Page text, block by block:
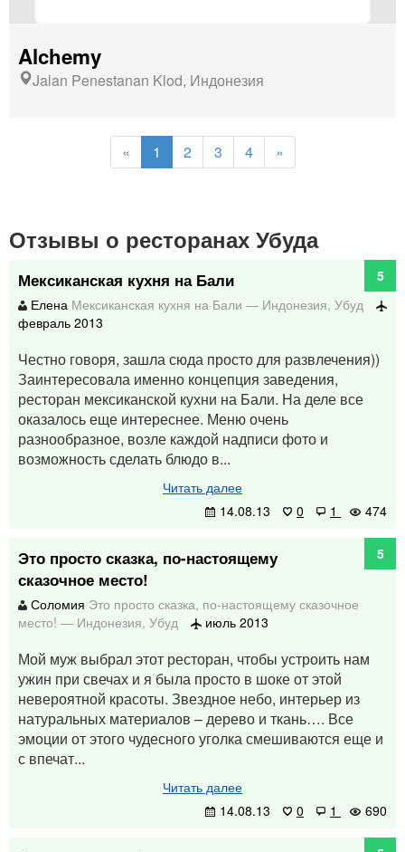
Alchemy
Jalan Penestanan Klod, Индонезия
« 1 (current)
2 3 4 »
Отзывы о ресторанах Убуда
Мексиканская кухня на Бали
5
Елена Мексиканская кухня на Бали — Индонезия, Убуд
февраль 2013
Честно говоря, зашла сюда просто для развлечения))
Заинтересовала именно концепция заведения,
ресторан мексиканской кухни на Бали. На деле все
оказалось еще интереснее. Меню очень
разнообразное, возле каждой надписи фото и
возможность сделать блюдо в...
Читать далее
14.08.13
0 1 474
Это просто сказка, по-настоящему
сказочное место!
5
Соломия Это просто сказка, по-настоящему сказочное
место! — Индонезия, Убуд июль 2013
Мой муж выбрал этот ресторан, чтобы устроить нам
ужин при свечах и я была просто в шоке от этой
невероятной красоты. Звездное небо, интерьер из
натуральных материалов – дерево и ткань…. Все
эмоции от этого чудесного уголка смешиваются еще и
с впечат...
Читать далее
14.08.13
0 1 690